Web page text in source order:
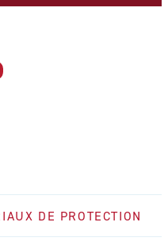
DE PROTECTION